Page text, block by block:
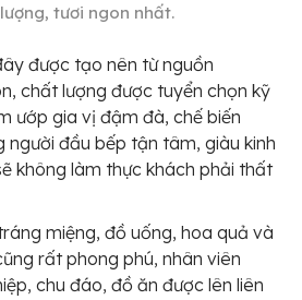
tươi ngon nhất.
được tạo nên từ nguồn
chất lượng được tuyển chọn kỹ
ướp gia vị đậm đà, chế biến
người đầu bếp tận tâm, giàu kinh
không làm thực khách phải thất
miệng, đồ uống, hoa quả và
rất phong phú, nhân viên
chu đáo, đồ ăn được lên liên